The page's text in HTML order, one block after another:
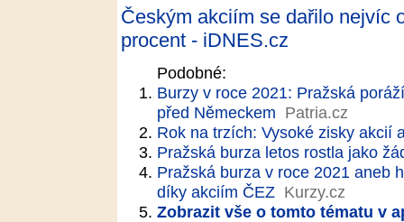
Českým akciím se dařilo nejvíc
procent - iDNES.cz
Podobné:
Burzy v roce 2021: Pražská
před Německem Patria.cz
Rok na trzích: Vysoké zisky akcií
Pražská burza letos rostla jako
Pražská burza v roce 2021 aneb
díky akciím ČEZ Kurzy.cz
Zobrazit vše o tomto tématu v